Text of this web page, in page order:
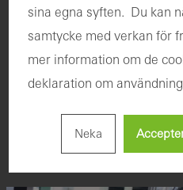
du en erfaren och
vid din sida som
vägen. Dra nytta
tjänster som vi
sina egna syften. Du kan
samtycke med verkan för
mer information om de
deklaration om användning
Neka